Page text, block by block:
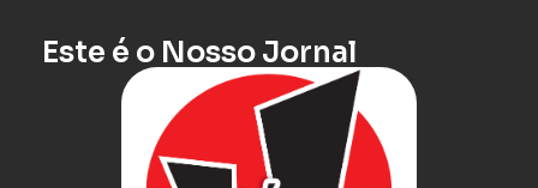
Este é o Nosso Jornal